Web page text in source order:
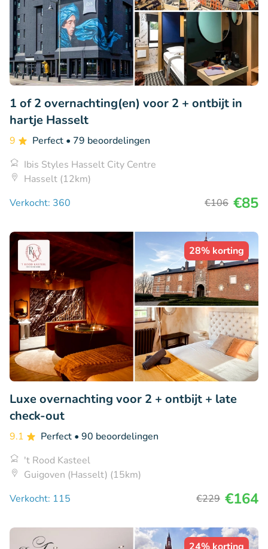
1 of 2 overnachting(en) voor 2 + ontbijt in
hartje Hasselt
9 Perfect • 79 beoordelingen
Ibis Styles Hasselt City Centre
Hasselt (12km)
Verkocht: 360
€106 €85
28% korting
Luxe overnachting voor 2 + ontbijt + late
check-out
9.1 Perfect • 90 beoordelingen
't Rood Kasteel
Guigoven (Hasselt) (15km)
Verkocht: 115
€229 €164